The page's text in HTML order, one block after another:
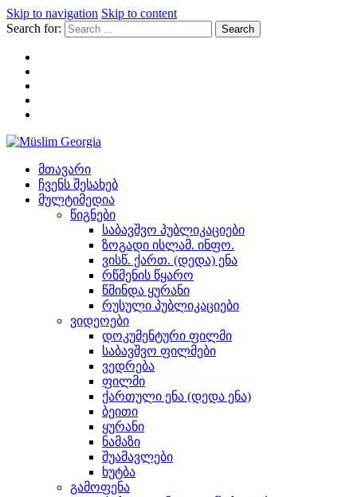
Skip to navigation Skip to content
Search for:
Müslim Georgia
მთავარი
ჩვენს შესახებ
მულტიმედია
წიგნები
საბავშვო პუბლიკაციები
ზოგადი ისლამ. ინფო.
ვისწ. ქართ. (დედა) ენა
რწმენის წყარო
წმინდა ყურანი
რუსული პუბლიკაციები
ვიდეოები
დოკუმენტური ფილმი
საბავშვო ფილმები
ვედრება
ფილმი
ქართული ენა (დედა ენა)
ბეითი
ყურანი
ნამაზი
შუამავლები
ხუტბა
გამოფენა